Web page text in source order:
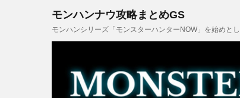
モンハンナウ攻略まとめGS
モンハンシリーズ「モンスターハンターNOW」を始めと